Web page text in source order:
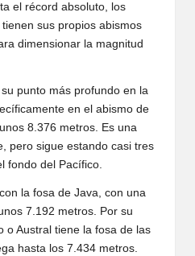
el récord absoluto, los
sus propios abismos
dimensionar la magnitud
punto más profundo en la
en el abismo de
8.376 metros. Es una
pero sigue estando casi tres
fondo del Pacífico.
la fosa de Java, con una
7.192 metros. Por su
o Austral tiene la fosa de las
hasta los 7.434 metros.